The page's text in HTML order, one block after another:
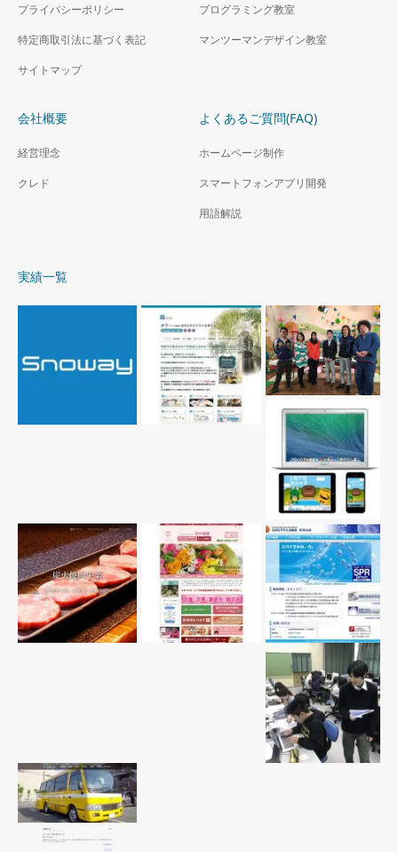
プライバシーポリシー
特定商取引法に基づく表記
サイトマップ
プログラミング教室
マンツーマンデザイン教室
会社概要
経営理念
クレド
よくあるご質問(FAQ)
ホームページ制作
スマートフォンアプリ開発
用語解説
実績一覧